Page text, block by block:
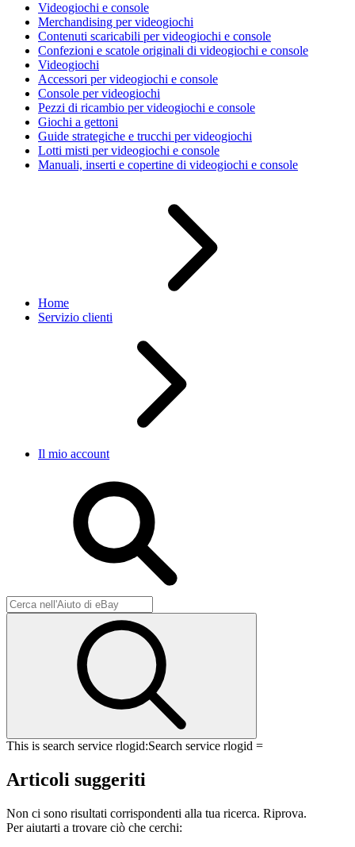
Videogiochi e console
Merchandising per videogiochi
Contenuti scaricabili per videogiochi e console
Confezioni e scatole originali di videogiochi e console
Videogiochi
Accessori per videogiochi e console
Console per videogiochi
Pezzi di ricambio per videogiochi e console
Giochi a gettoni
Guide strategiche e trucchi per videogiochi
Lotti misti per videogiochi e console
Manuali, inserti e copertine di videogiochi e console
Home
Servizio clienti
Il mio account
This is search service rlogid:Search service rlogid =
Articoli suggeriti
Non ci sono risultati corrispondenti alla tua ricerca. Riprova.
Per aiutarti a trovare ciò che cerchi: